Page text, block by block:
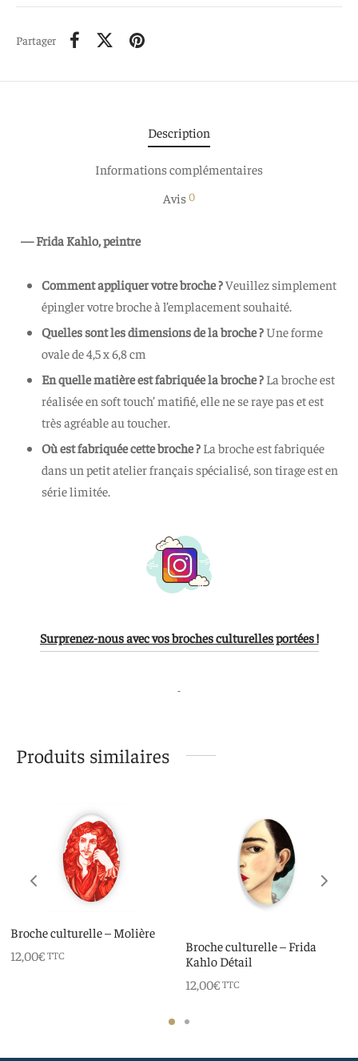
Partager
Description
Informations complémentaires
Avis0
— Frida Kahlo, peintre
Comment appliquer votre broche ?Veuillez simplement
épingler votre broche à l’emplacement souhaité.
Quelles sont les dimensions de la broche?Une forme
ovale de 4,5 x 6,8 cm
En quelle matière est fabriquée la broche ?La broche est
réalisée en soft touch’ matifié, elle ne se raye pas et est
très agréable au toucher.
Où est fabriquée cette broche ?La broche est fabriquée
dans un petit atelier français spécialisé, son tirage est en
série limitée.
Surprenez-nous avec vos broches culturelles portées !
Produits similaires
Broche culturelle – Molière
12,00€ TTC
Broche culturelle – Frida
Kahlo Détail
12,00€ TTC